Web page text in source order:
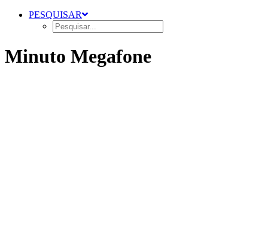
PESQUISAR
Minuto Megafone